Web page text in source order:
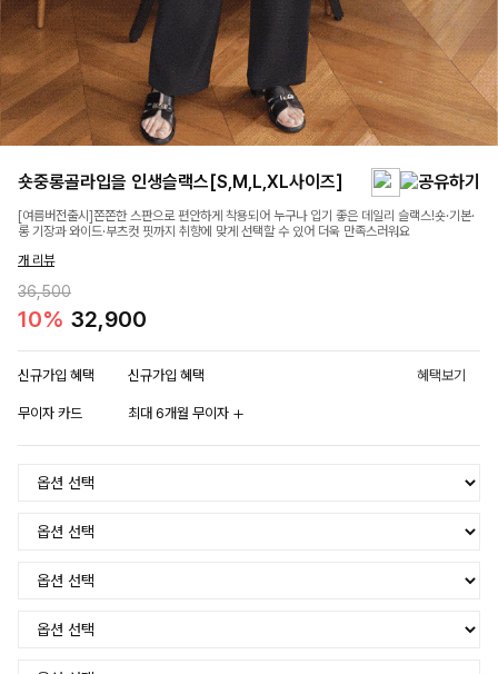
숏중롱골라입을 인생슬랙스[S,M,L,XL사이즈]
[여름버전출시]쫀쫀한 스판으로 편안하게 착용되어 누구나 입기 좋은 데일리 슬랙스!숏·기본·
롱 기장과 와이드·부츠컷 핏까지 취향에 맞게 선택할 수 있어 더욱 만족스러워요
개 리뷰
36,500
10% 32,900
신규가입 혜택 신규가입 혜택 혜택보기
무이자 카드 최대 6개월 무이자